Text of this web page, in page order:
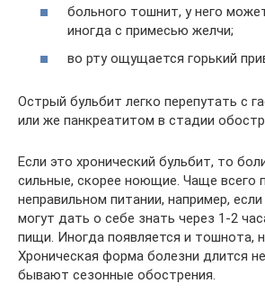
больного тошнит, у него
иногда с примесью желчи;
во рту ощущается горький
Острый бульбит легко перепутать с
или же панкреатитом в стадии
Если это хронический бульбит, то
сильные, скорее ноющие. Чаще всего
неправильном питании, например,
могут дать о себе знать через 1-2
пищи. Иногда появляется и тошнота,
Хроническая форма болезни длится
бывают сезонные обострения.